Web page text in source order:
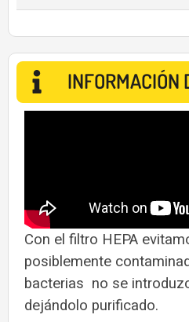
INFORMACIÓN
Con el filtro HEPA
posiblemente
bacterias no se
dejándolo purificado.